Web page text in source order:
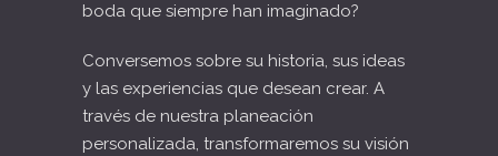
boda que siempre han imaginado?
Conversemos sobre su historia, sus ideas
y las experiencias que desean crear. A
través de nuestra planeación
personalizada, transformaremos su visión